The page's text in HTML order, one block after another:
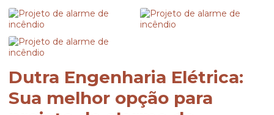
Dutra Engenharia Elétrica:
Sua melhor opção para